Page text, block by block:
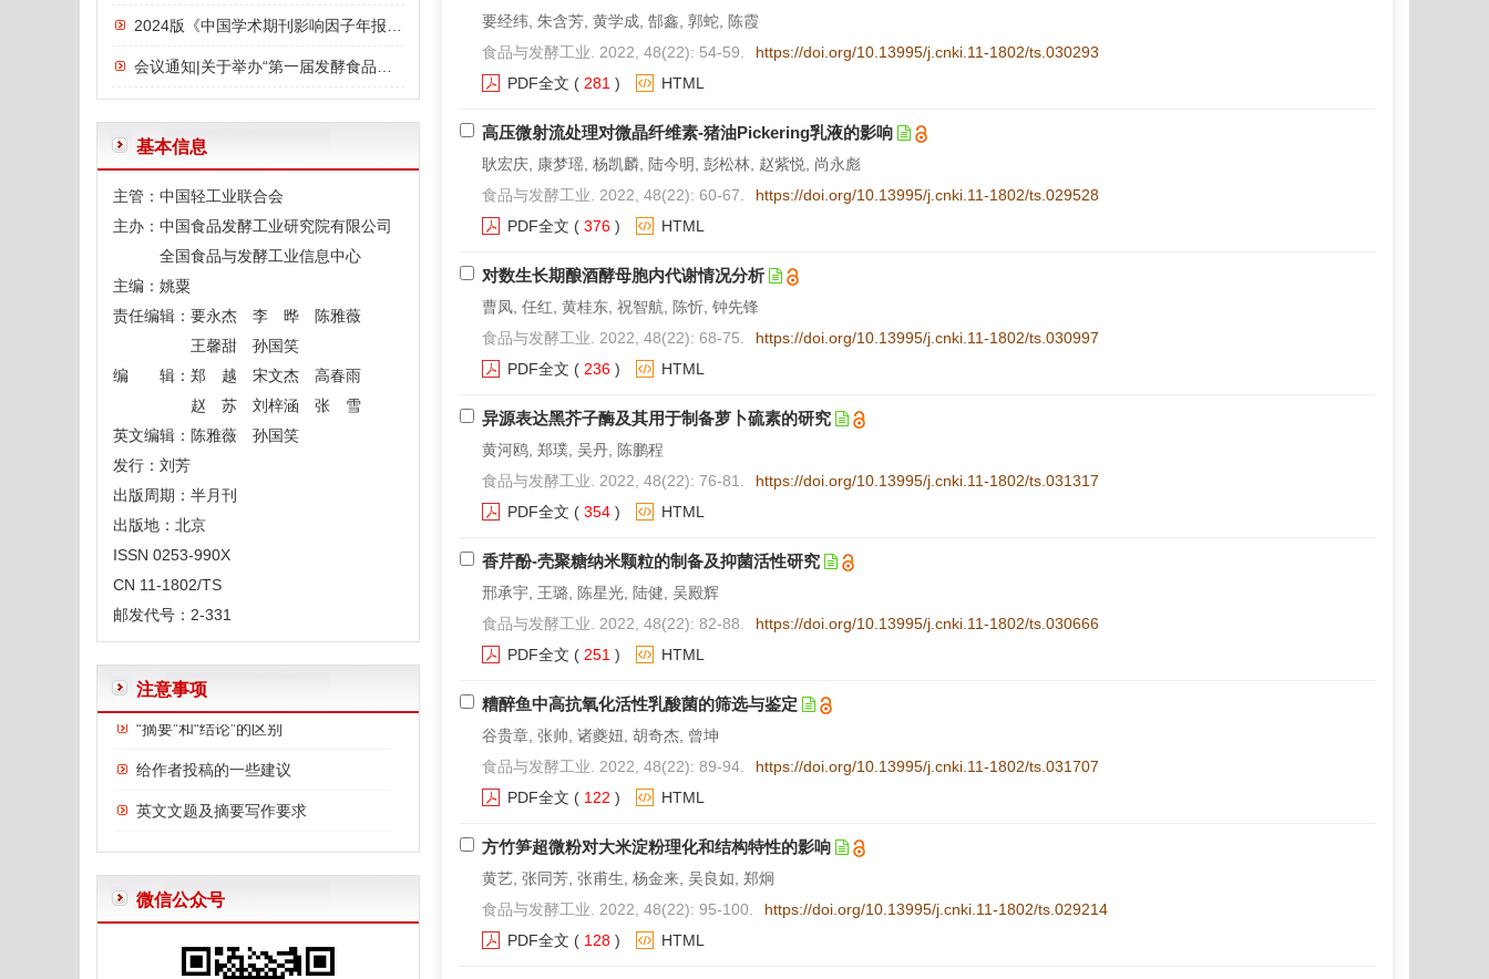
要经纬, 朱含芳, 黄学成, 郜鑫, 郭蛇, 陈霞
食品与发酵工业. 2022, 48(22): 54-59.
https://doi.org/10.13995/j.cnki.11-1802/ts.030293
PDF全文 ( 281 ) HTML
高压微射流处理对微晶纤维素-猪油Pickering乳液的影响
耿宏庆, 康梦瑶, 杨凯麟, 陆今明, 彭松林, 赵紫悦, 尚永彪
食品与发酵工业. 2022, 48(22): 60-67.
https://doi.org/10.13995/j.cnki.11-1802/ts.029528
PDF全文 ( 376 ) HTML
对数生长期酿酒酵母胞内代谢情况分析
曹凤, 任红, 黄桂东, 祝智航, 陈忻, 钟先锋
食品与发酵工业. 2022, 48(22): 68-75.
https://doi.org/10.13995/j.cnki.11-1802/ts.030997
PDF全文 ( 236 ) HTML
异源表达黑芥子酶及其用于制备萝卜硫素的研究
黄河鸥, 郑璞, 吴丹, 陈鹏程
食品与发酵工业. 2022, 48(22): 76-81.
https://doi.org/10.13995/j.cnki.11-1802/ts.031317
PDF全文 ( 354 ) HTML
香芹酚-壳聚糖纳米颗粒的制备及抑菌活性研究
邢承宇, 王璐, 陈星光, 陆健, 吴殿辉
食品与发酵工业. 2022, 48(22): 82-88.
https://doi.org/10.13995/j.cnki.11-1802/ts.030666
PDF全文 ( 251 ) HTML
糟醉鱼中高抗氧化活性乳酸菌的筛选与鉴定
谷贵章, 张帅, 诸夔妞, 胡奇杰, 曾坤
食品与发酵工业. 2022, 48(22): 89-94.
https://doi.org/10.13995/j.cnki.11-1802/ts.031707
PDF全文 ( 122 ) HTML
方竹笋超微粉对大米淀粉理化和结构特性的影响
黄艺, 张同芳, 张甫生, 杨金来, 吴良如, 郑炯
食品与发酵工业. 2022, 48(22): 95-100.
https://doi.org/10.13995/j.cnki.11-1802/ts.029214
PDF全文 ( 128 ) HTML
基本信息
主管：中国轻工业联合会
主办：中国食品发酵工业研究院有限公司
全国食品与发酵工业信息中心
主编：姚粟
责任编辑：要永杰 李 晔 陈雅薇
王馨甜 孙国笑
编 辑：郑 越 宋文杰 高春雨
赵 苏 刘梓涵 张 雪
英文编辑：陈雅薇 孙国笑
发行：刘芳
出版周期：半月刊
出版地：北京
ISSN 0253-990X
CN 11-1802/TS
邮发代号：2-331
注意事项
体例规范
“摘要”和“结论”的区别
给作者投稿的一些建议
英文文题及摘要写作要求
正确使用表格中的空白—和0
有关微生物名称的一些说明
微信公众号